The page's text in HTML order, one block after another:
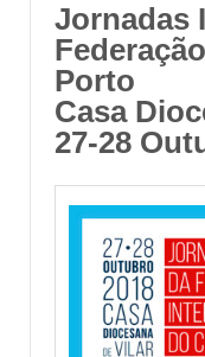
Jornadas
Porto
Casa
27-28